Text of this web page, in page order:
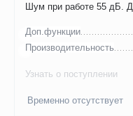
Шум при работе 55 дБ.
Доп.функции
Производительность
Узнать о поступлении
Временно отсутствует